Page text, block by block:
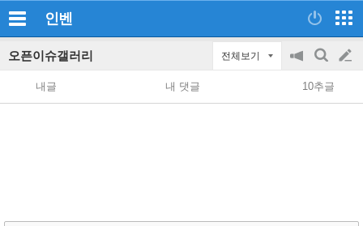
인벤
오픈이슈갤러리 전체보기
공
지
on/off
검
색
글
쓰
내글 내 댓글 10추글